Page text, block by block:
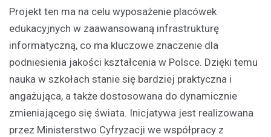
Projekt ten ma na celu wyposażenie placówek
edukacyjnych w zaawansowaną infrastrukturę
informatyczną, co ma kluczowe znaczenie dla
podniesienia jakości kształcenia w Polsce. Dzięki temu
nauka w szkołach stanie się bardziej praktyczna i
angażująca, a także dostosowana do dynamicznie
zmieniającego się świata. Inicjatywa jest realizowana
przez Ministerstwo Cyfryzacji we współpracy z